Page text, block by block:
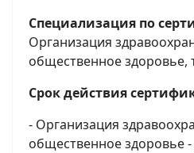
Специализация по
Организация
общественное здоровье,
Срок действия
- Организация
общественное здоровье -